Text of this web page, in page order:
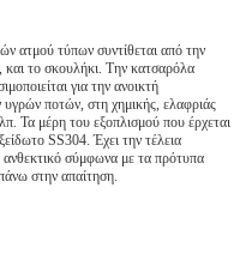
ατμού τύπων συντίθεται από την
το σκουλήκι. Την κατσαρόλα
για την ανοικτή
ποτών, στη χημικής, ελαφριάς
Τα μέρη του εξοπλισμού που έρχεται
SS304. Έχει την τέλεια
ανθεκτικό σύμφωνα με τα πρότυπα
στην απαίτηση.